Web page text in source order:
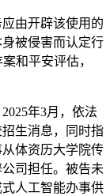
由开辟该使用的
被侵害而认定行
和平安评估，
年3月，依法
生消息，同时指
体资历大学院传
司担任。被告未
人工智能办事供